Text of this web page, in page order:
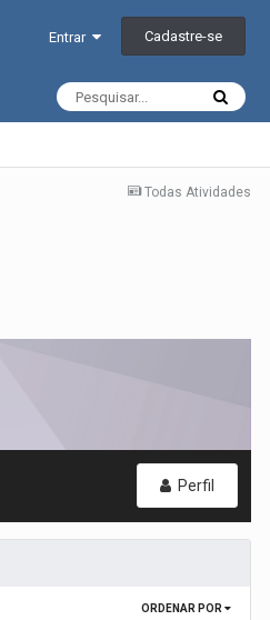
Entrar Cadastre-se
Todas Atividades
Perfil
ORDENAR POR